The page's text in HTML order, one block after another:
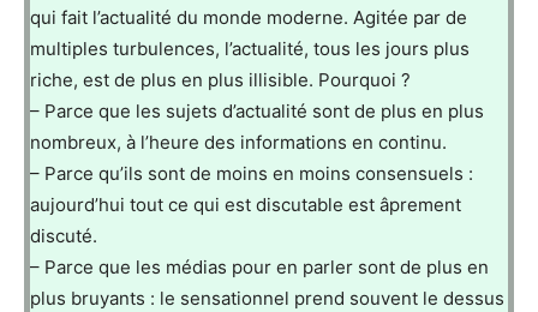
qui fait l’actualité du monde moderne. Agitée par de
multiples turbulences, l’actualité, tous les jours plus
riche, est de plus en plus illisible. Pourquoi ?
– Parce que les sujets d’actualité sont de plus en plus
nombreux, à l’heure des informations en continu.
– Parce qu’ils sont de moins en moins consensuels :
aujourd’hui tout ce qui est discutable est âprement
discuté.
– Parce que les médias pour en parler sont de plus en
plus bruyants : le sensationnel prend souvent le dessus